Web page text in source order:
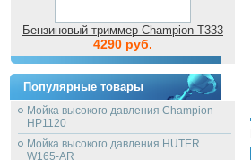
Бензиновый триммер Champion T333
4290 руб.
Популярные товары
Мойка высокого давления Champion
HP1120
Мойка высокого давления HUTER
W165-AR